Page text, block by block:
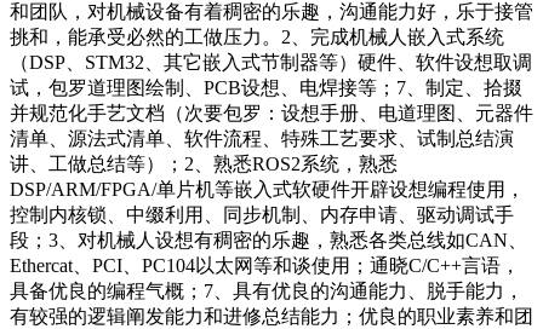
和团队，对机械设备有着稠密的乐趣，沟通能力好，乐于接管
挑和，能承受必然的工做压力。2、完成机械人嵌入式系统
（DSP、STM32、其它嵌入式节制器等）硬件、软件设想取调
试，包罗道理图绘制、PCB设想、电焊接等；7、制定、拾掇
并规范化手艺文档（次要包罗：设想手册、电道理图、元器件
清单、源法式清单、软件流程、特殊工艺要求、试制总结演
讲、工做总结等）；2、熟悉ROS2系统，熟悉
DSP/ARM/FPGA/单片机等嵌入式软硬件开辟设想编程使用，
控制内核锁、中缀利用、同步机制、内存申请、驱动调试手
段；3、对机械人设想有稠密的乐趣，熟悉各类总线如CAN、
Ethercat、PCI、PC104以太网等和谈使用；通晓C/C++言语，
具备优良的编程气概；7、具有优良的沟通能力、脱手能力，
有较强的逻辑阐发能力和进修总结能力；优良的职业素养和团